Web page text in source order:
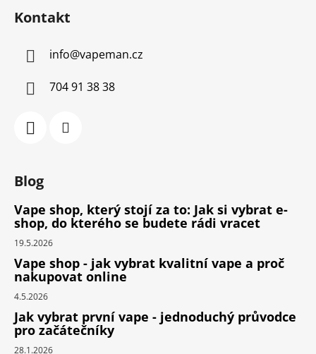
Kontakt
info@vapeman.cz
704 91 38 38
Blog
Vape shop, který stojí za to: Jak si vybrat e-
shop, do kterého se budete rádi vracet
19.5.2026
Vape shop - jak vybrat kvalitní vape a proč
nakupovat online
4.5.2026
Jak vybrat první vape - jednoduchý průvodce
pro začátečníky
28.1.2026